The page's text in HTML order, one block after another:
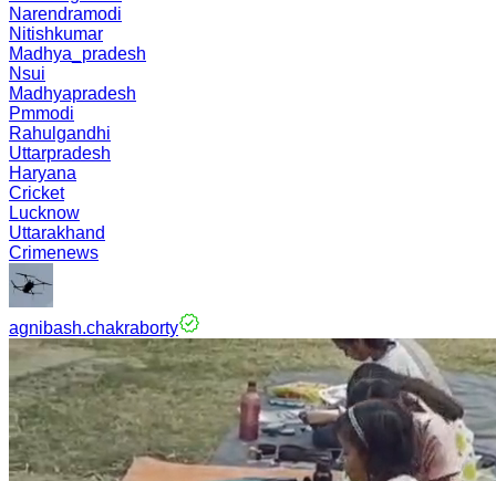
Narendramodi
Nitishkumar
Madhya_pradesh
Nsui
Madhyapradesh
Pmmodi
Rahulgandhi
Uttarpradesh
Haryana
Cricket
Lucknow
Uttarakhand
Crimenews
agnibash.chakraborty